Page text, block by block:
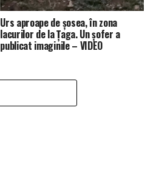
Urs aproape de șosea, în zona
lacurilor de la Țaga. Un șofer a
publicat imaginile – VIDEO